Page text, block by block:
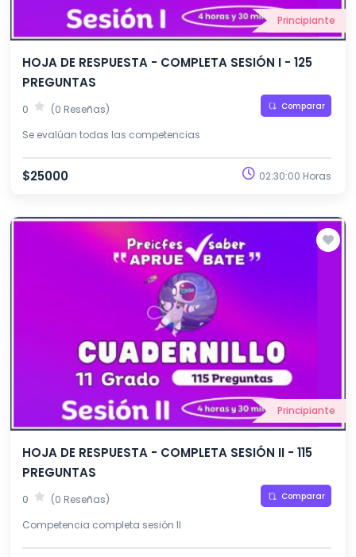
Principiante
HOJA DE RESPUESTA - COMPLETA SESIÓN I - 125
PREGUNTAS
0 (0 Reseñas) Comparar
Se evalúan todas las competencias
$25000 02:30:00 Horas
Principiante
HOJA DE RESPUESTA - COMPLETA SESIÓN II - 115
PREGUNTAS
0 (0 Reseñas) Comparar
Competencia completa sesión II